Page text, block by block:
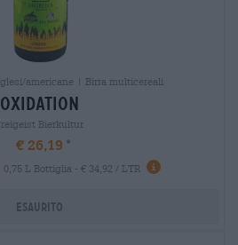
americane | Birra multicereali
oxidation
Bierkultur
€ 26,19
0,75 L Bottiglia - € 34,92 / LTR
Esaurito